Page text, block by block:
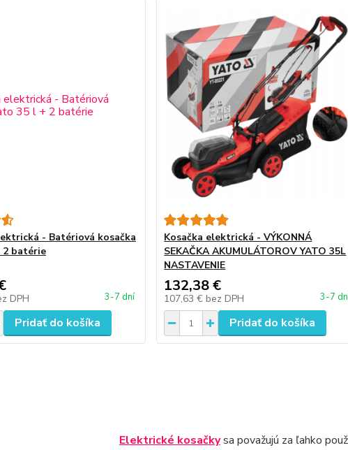
- Batériová kosačka
2 batérie
DPH 3-7 dní
Pridať do košíka
Kosačka elektrická - VÝKONNÁ
SEKAČKA AKUMULÁTOROV YATO 35L
NASTAVENIE
132,38 €
107,63 € bez DPH 3-7
Pridať do košíka
Elektrické kosačkysa považujú za ľahko